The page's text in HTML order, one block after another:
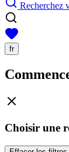
Recherchez
fr
Choisir une